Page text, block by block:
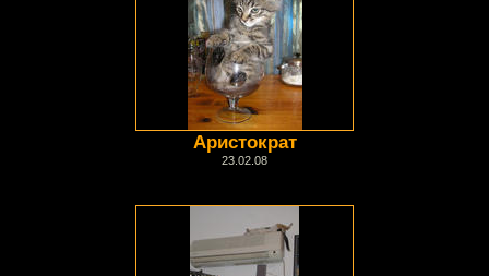
Аристократ
23.02.08